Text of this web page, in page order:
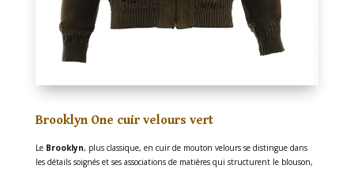
Brooklyn One cuir velours vert
Le Brooklyn, plus classique, en cuir de mouton velours se distingue dans
les détails soignés et ses associations de matières qui structurent le blouson,